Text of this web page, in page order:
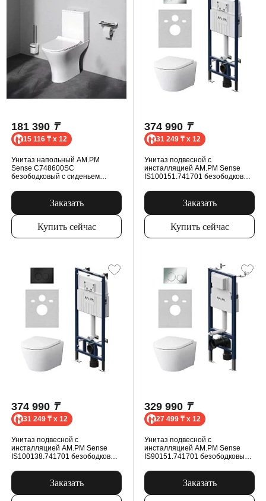
181 390 ₸
15 116 ₸ x 12
Унитаз напольный AM.PM
Sense C748600SC
безободковый с сиденьем
Заказать
Купить сейчас
374 990 ₸
31 249 ₸ x 12
Унитаз подвесной с
инсталляцией AM.PM Sense
IS100151.741701 безободковый,
клавишей, белый
Заказать
Купить сейчас
374 990 ₸
31 249 ₸ x 12
Унитаз подвесной с
инсталляцией AM.PM Sense
IS100138.741701 безободковый,
клавишей, белый
Заказать
329 990 ₸
27 499 ₸ x 12
Унитаз подвесной с
инсталляцией AM.PM Sense
IS90151.741701 безободковый,
клавишей, белый
Заказать